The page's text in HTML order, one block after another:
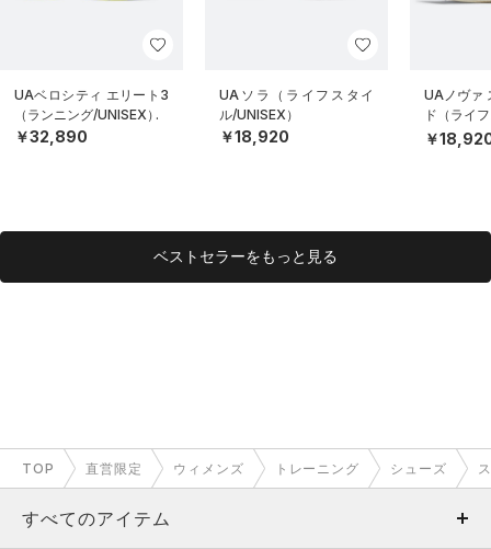
UAベロシティ エリート3
（ランニング/UNISEX）
￥32,890
UAソラ（ライフスタイ
ル/UNISEX）
￥18,920
UAノヴァ
ド（ライ
EX）
￥
ベストセラーをもっと見る
TOP 直営限定 ウィメンズ トレーニング シューズ
すべてのアイテム